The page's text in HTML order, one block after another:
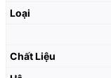
Loại
Chất Liệu